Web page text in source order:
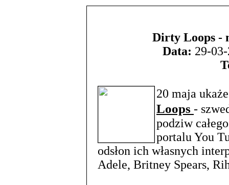
Dirty Loops -
Data: 29-
20 maja
Loops -
podziw
portalu You
odsłon ich własnych
Adele, Britney Spears,